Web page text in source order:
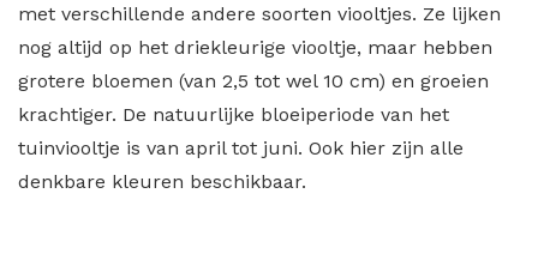
met verschillende andere soorten viooltjes. Ze lijken
nog altijd op het driekleurige viooltje, maar hebben
grotere bloemen (van 2,5 tot wel 10 cm) en groeien
krachtiger. De natuurlijke bloeiperiode van het
tuinviooltje is van april tot juni. Ook hier zijn alle
denkbare kleuren beschikbaar.